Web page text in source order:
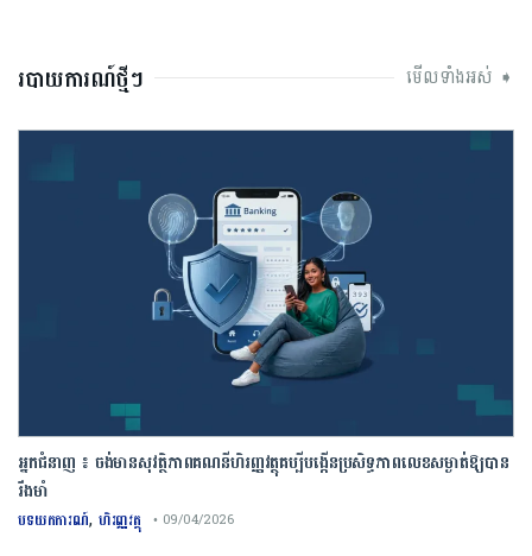
របាយការណ៍ថ្មីៗ មើលទាំងអស់ ➧
អ្នកជំនាញ ៖ ចង់មានសុវត្ថិភាពគណនីហិរញ្ញវត្ថុគប្បីបង្កើនប្រសិទ្ធភាពលេខសម្ងាត់ឱ្យបាន
រឹងមាំ
បទយកការណ៍, ហិរញ្ញវត្ថុ • 09/04/2026